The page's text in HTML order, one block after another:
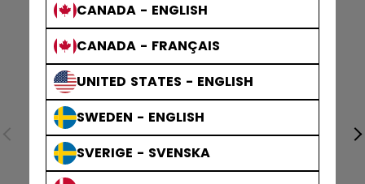
CANADA - ENGLISH
CANADA - FRANÇAIS
UNITED STATES - ENGLISH
SWEDEN - ENGLISH
SVERIGE - SVENSKA